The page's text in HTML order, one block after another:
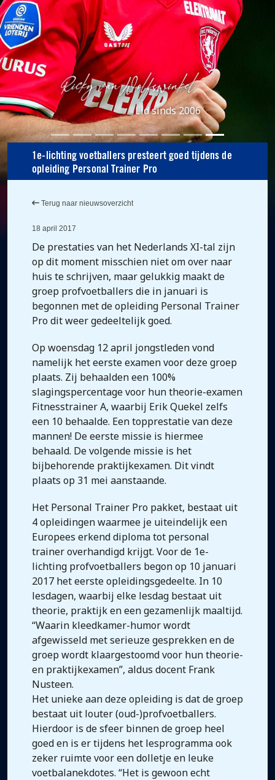
Lid sinds 2006
1e-lichting voetballers presteert goed tijdens de
opleiding Personal Trainer Pro
Terug naar nieuwsoverzicht
18 april 2017
De prestaties van het Nederlands XI-tal zijn
op dit moment misschien niet om over naar
huis te schrijven, maar gelukkig maakt de
groep profvoetballers die in januari is
begonnen met de opleiding Personal Trainer
Pro dit weer gedeeltelijk goed.
Op woensdag 12 april jongstleden vond
namelijk het eerste examen voor deze groep
plaats. Zij behaalden een 100%
slagingspercentage voor hun theorie-examen
Fitnesstrainer A, waarbij Erik Quekel zelfs
een 10 behaalde. Een topprestatie van deze
mannen! De eerste missie is hiermee
behaald. De volgende missie is het
bijbehorende praktijkexamen. Dit vindt
plaats op 31 mei aanstaande.
Het Personal Trainer Pro pakket, bestaat uit
4 opleidingen waarmee je uiteindelijk een
Europees erkend diploma tot personal
trainer overhandigd krijgt. Voor de 1e-
lichting profvoetballers begon op 10 januari
2017 het eerste opleidingsgedeelte. In 10
lesdagen, waarbij elke lesdag bestaat uit
theorie, praktijk en een gezamenlijk maaltijd.
“Waarin kleedkamer-humor wordt
afgewisseld met serieuze gesprekken en de
groep wordt klaargestoomd voor hun theorie-
en praktijkexamen”, aldus docent Frank
Nusteen.
Het unieke aan deze opleiding is dat de groep
bestaat uit louter (oud-)profvoetballers.
Hierdoor is de sfeer binnen de groep heel
goed en is er tijdens het lesprogramma ook
zeker ruimte voor een dolletje en leuke
voetbalanekdotes. “Het is gewoon echt